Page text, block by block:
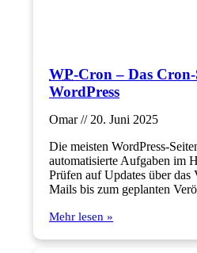
WP-Cron – Das
WordPress
Omar
20. Juni 2025
Die meisten WordPress-
automatisierte Aufgaben im
Prüfen auf Updates über das
Mails bis zum geplanten
Mehr lesen »